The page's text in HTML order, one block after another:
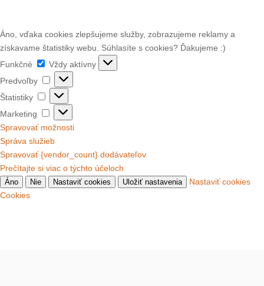
Áno, vďaka cookies zlepšujeme služby, zobrazujeme reklamy a
získavame štatistiky webu. Súhlasíte s cookies? Ďakujeme :)
Funkčné
Funkčné
Vždy aktívny
Predvoľby
Predvoľby
Štatistiky Štatistiky
Marketing
Marketing
Spravovať možnosti
Správa služieb
Spravovať {vendor_count} dodávateľov
Prečítajte si viac o týchto účeloch
Áno Nie Nastaviť cookies Uložiť nastavenia
Nastaviť cookies
Cookies